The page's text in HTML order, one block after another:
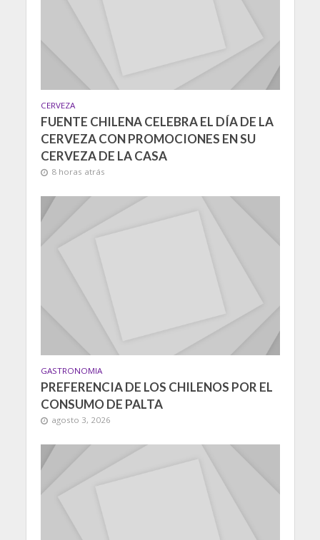
CERVEZA
FUENTE CHILENA CELEBRA EL DÍA DE LA
CERVEZA CON PROMOCIONES EN SU
CERVEZA DE LA CASA
8 horas atrás
GASTRONOMIA
PREFERENCIA DE LOS CHILENOS POR EL
CONSUMO DE PALTA
agosto 3, 2026